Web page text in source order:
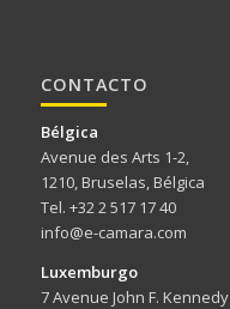
CONTACTO
Bélgica
Avenue des Arts 1-2,
1210, Bruselas, Bélgica
Tel. +32 2 517 17 40
info@e-camara.com
Luxemburgo
7 Avenue John F. Kennedy